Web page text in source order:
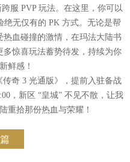
服 PVP 玩法。在这里，你可以
绝无仅有的 PK 方式。无论是帮
血碰撞的激情，在玛法大陆书
惊喜玩法蓄势待发，持续为你
鲜感！
奇 3 光通版》，提前入驻备战
，新区 “皇城” 不见不散，让我
重拾那份热血与荣耀！